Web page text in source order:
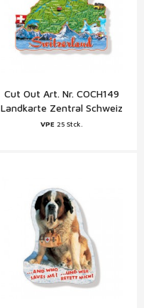
Cut Out Art. Nr. COCH149
Landkarte Zentral Schweiz
VPE 25 Stck.